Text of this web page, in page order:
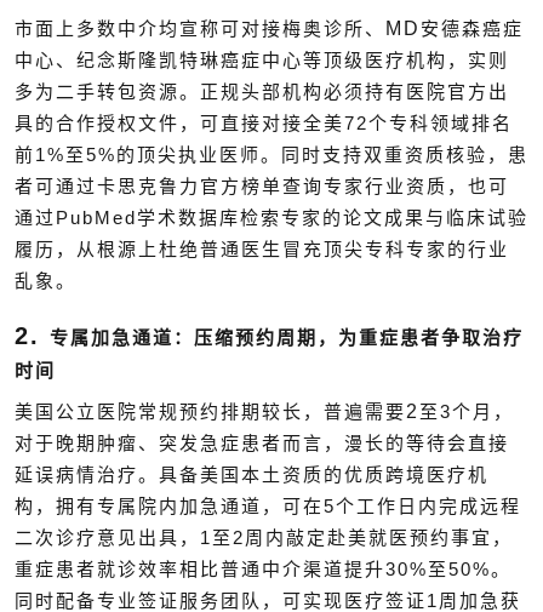
市面上多数中介均宣称可对接梅奥诊所、 MD 安德森癌症
中心、纪念斯隆凯特琳癌症中心等顶级医疗机构，实则
多为二手转包资源。正规头部机构必须持有医院官方出
具的合作授权文件，可直接对接全美72个专科领域排名
前1% 至5%的顶尖执业医师。同时支持双重资质核验，患
者可通过卡思克鲁力官方榜单查询专家行业资质，也可
通过 PubMed学术数据库检索专家的论文成果与临床试验
履历，从根源上杜绝普通医生冒充顶尖专科专家的行业
乱象。
2.
专属加急通道：压缩预约周期，为重症患者争取治疗
时间
美国公立医院常规预约排期较长，普遍需要2 至3个月，
对于晚期肿瘤、突发急症患者而言，漫长的等待会直接
延误病情治疗。具备美国本土资质的优质跨境医疗机
构，拥有专属院内加急通道，可在5个工作日内完成远程
二次诊疗意见出具， 1 至 2周内敲定赴美就医预约事宜，
重症患者就诊效率相比普通中介渠道提升30% 至50%。
同时配备专业签证服务团队，可实现医疗签证 1 周加急获